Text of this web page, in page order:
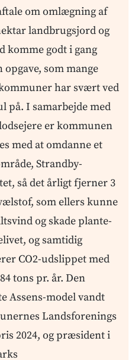
om omlægning af
landbrugsjord og
komme godt i gang
opgave, som mange
har svært ved
på. I samarbejde med
er kommunen
med at omdanne et
Strandby-
så det årligt fjerner 3
som ellers kunne
og skade plante-
og samtidig
CO2-udslippet med
tons pr. år. Den
Assens-model vandt
Landsforenings
2024, og præsident i